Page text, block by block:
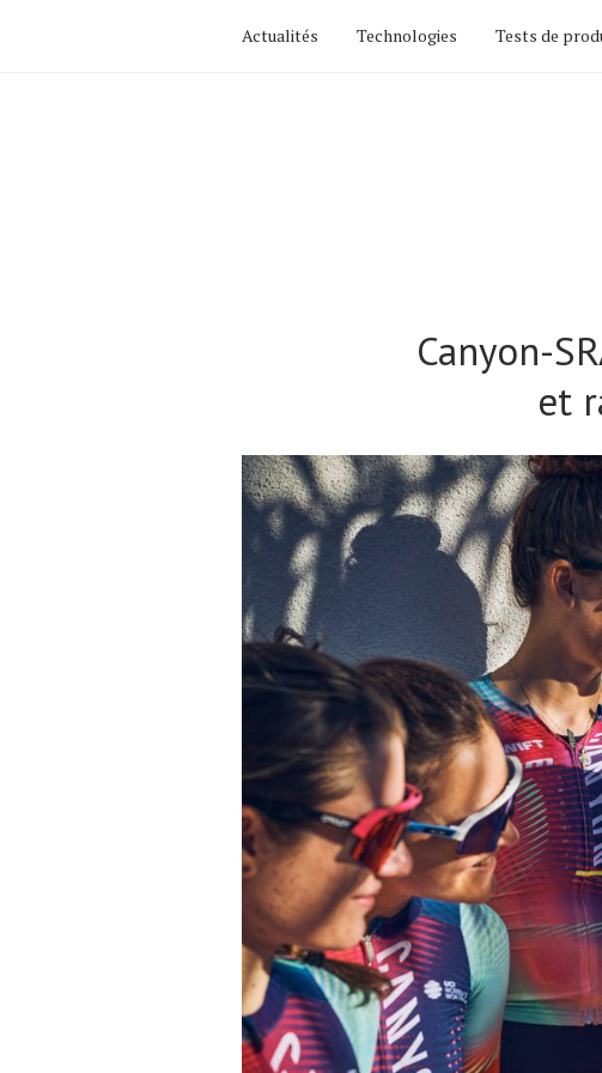
Actualités Technologies Tests de
Canyon-
et